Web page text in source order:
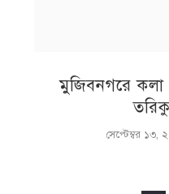
মুজিবনগরে
সেপ্টেম্বর